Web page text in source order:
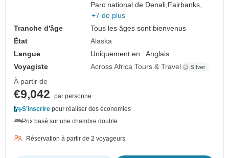
Parc national de Denali,Fairbanks,
+7 de plus
Tranche d'âge
Tous les âges sont bienvenus
État
Alaska
Langue
Uniquement en : Anglais
Voyagiste
Across Africa Tours & Travel
À partir de
€9,042
par personne
S'inscrire pour réaliser des économies
Prix basé sur une chambre double
Réservation à partir de 2 voyageurs